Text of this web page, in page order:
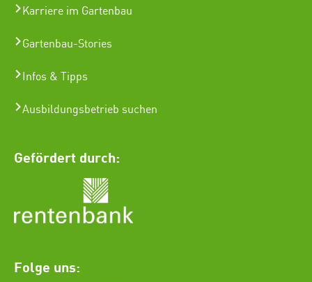
Karriere im Gartenbau
Gartenbau-Stories
Infos & Tipps
Ausbildungsbetrieb suchen
Gefördert durch:
Folge uns: